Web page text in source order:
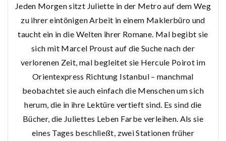
Jeden Morgen sitzt Juliette in der Metro auf dem Weg
zu ihrer eintönigen Arbeit in einem Maklerbüro und
taucht ein in die Welten ihrer Romane. Mal begibt sie
sich mit Marcel Proust auf die Suche nach der
verlorenen Zeit, mal begleitet sie Hercule Poirot im
Orientexpress Richtung Istanbul – manchmal
beobachtet sie auch einfach die Menschen um sich
herum, die in ihre Lektüre vertieft sind. Es sind die
Bücher, die Juliettes Leben Farbe verleihen. Als sie
eines Tages beschließt, zwei Stationen früher